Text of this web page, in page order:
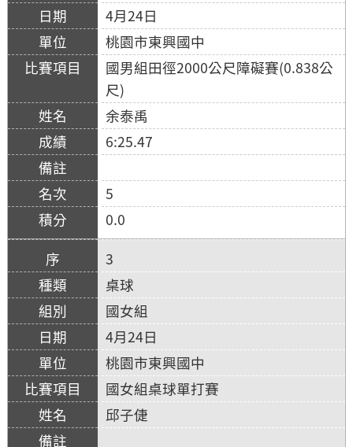
4月24日
桃園市東興國中
國男組田徑2000公尺障礙賽(0.838公
尺)
余泰禹
6:25.47
5
0.0
3
桌球
國女組
4月24日
桃園市東興國中
國女組桌球單打賽
邱子倢